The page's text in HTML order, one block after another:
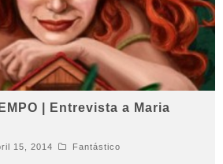
| Entrevista a Maria
15, 2014 Fantástico